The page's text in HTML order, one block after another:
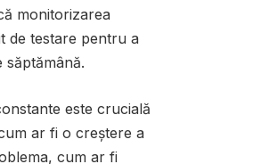
monitorizarea
de testare pentru a
este crucială
ar fi o creștere a
cum ar fi